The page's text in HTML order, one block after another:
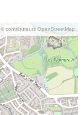
© contributeurs OpenStreetMap